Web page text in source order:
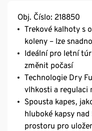
Obj. Číslo: 218850
Trekové kalhoty s
koleny – lze
Ideální pro letní
změnit počasí
Technologie Dry
vlhkosti a regulaci
Spousta kapes,
hluboké kapsy
prostoru pro